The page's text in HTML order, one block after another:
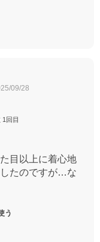
09/28
1回目
目以上に着心地
たのですが…な
う